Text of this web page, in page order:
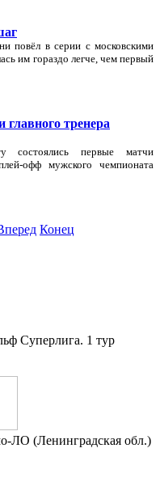
повёл в серии с московскими
им гораздо легче, чем первый
тренера
первые матчи
офф мужского чемпионата
Конец
Суперлига. 1 тур
ЛО (Ленинградская обл.)